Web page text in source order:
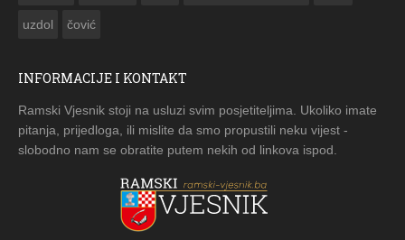
uzdol čović
INFORMACIJE I KONTAKT
Ramski Vjesnik stoji na usluzi svim posjetiteljima. Ukoliko imate
pitanja, prijedloga, ili mislite da smo propustili neku vijest -
slobodno nam se obratite putem nekih od linkova ispod.